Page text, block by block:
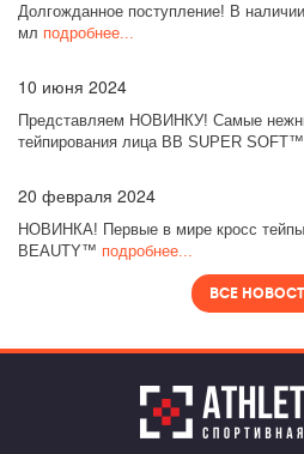
Долгожданное поступление! В
мл подробнее...
10 июня 2024
Представляем НОВИНКУ! Самые
тейпирования лица BB SUPER
20 февраля 2024
НОВИНКА! Первые в мире кросс
BEAUTY™ подробнее...
Все